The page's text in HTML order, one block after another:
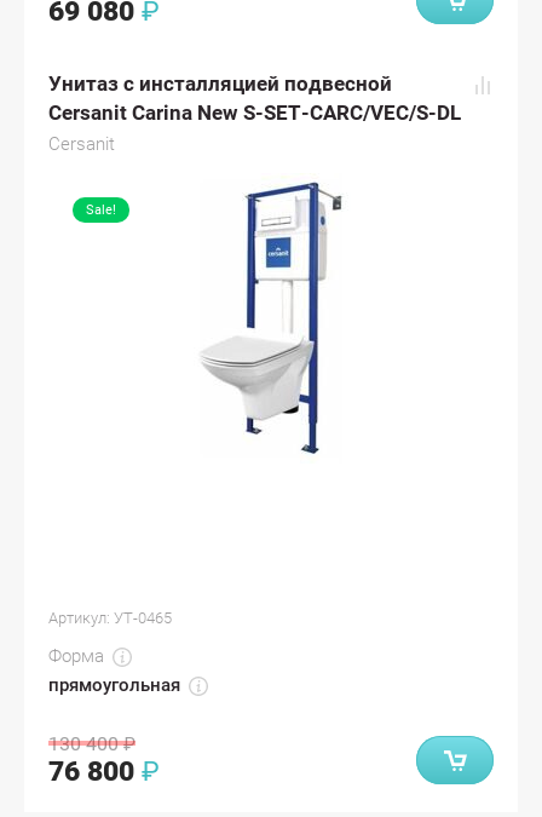
69 080 ₽
Унитаз с инсталляцией подвесной
Cersanit Carina New S-SET-CARC/VEC/S-DL
Cersanit
Sale!
Артикул: УТ-0465
Форма
прямоугольная
130 400 ₽
76 800 ₽